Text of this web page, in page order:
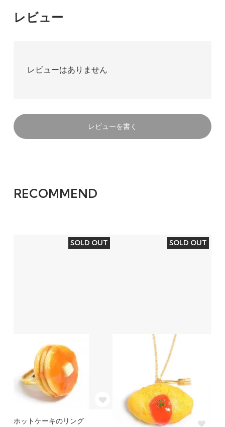
レビュー
レビューはありません
レビューを書く
RECOMMEND
SOLD OUT
ホットケーキのリング
SOLD OUT